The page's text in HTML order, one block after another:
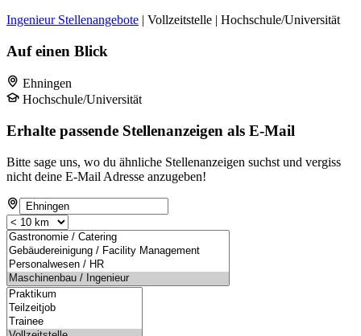
Ingenieur Stellenangebote | Vollzeitstelle | Hochschule/Universität
Auf einen Blick
Ehningen
Hochschule/Universität
Erhalte passende Stellenanzeigen als E-Mail
Bitte sage uns, wo du ähnliche Stellenanzeigen suchst und vergiss
nicht deine E-Mail Adresse anzugeben!